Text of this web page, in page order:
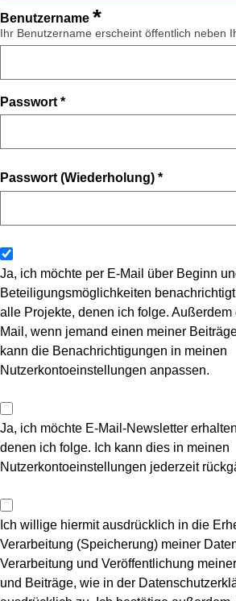
Benutzername *
Ihr Benutzername erscheint öffentlich neben
Passwort *
Passwort (Wiederholung) *
Ja, ich möchte per E-Mail über Beginn
Beteiligungsmöglichkeiten
alle Projekte, denen ich folge.
Mail, wenn jemand einen meiner
kann die Benachrichtigungen in meinen
Nutzerkontoeinstellungen anpassen.
Ja, ich möchte E-Mail-Newsletter
denen ich folge. Ich kann dies in meinen
Nutzerkontoeinstellungen jederzeit
Ich willige hiermit ausdrücklich in die
Verarbeitung (Speicherung) meiner
Verarbeitung und Veröffentlichung
und Beiträge, wie in der